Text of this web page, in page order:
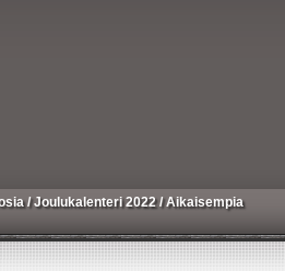
/Joulukalenteri 2022/Aikaisempia